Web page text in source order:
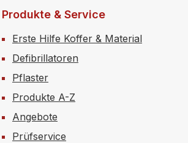
Produkte & Service
Erste Hilfe Koffer & Material
Defibrillatoren
Pflaster
Produkte A-Z
Angebote
Prüfservice